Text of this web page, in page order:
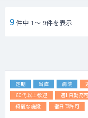
9 件中 1～ 9件を表示
定期 当直 病院
60代以上歓迎
週1日勤務可
綺麗な施設
宿日直許可